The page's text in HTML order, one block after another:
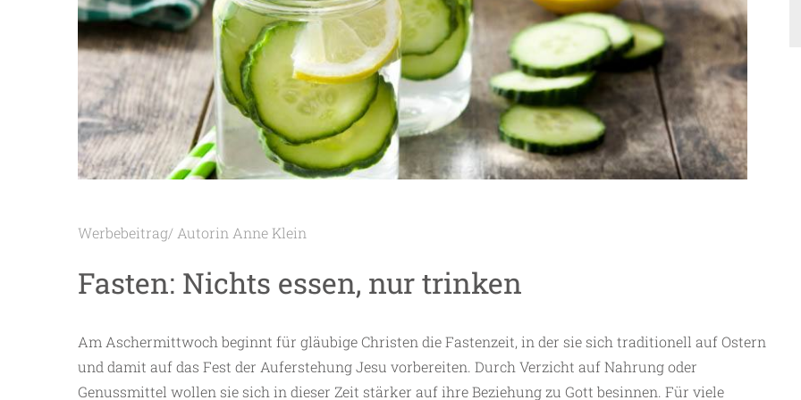
Werbebeitrag/ Autorin Anne Klein
Fasten: Nichts essen, nur trinken
Am Aschermittwoch beginnt für gläubige Christen die Fastenzeit, in der sie sich traditionell auf Ostern
und damit auf das Fest der Auferstehung Jesu vorbereiten. Durch Verzicht auf Nahrung oder
Genussmittel wollen sie sich in dieser Zeit stärker auf ihre Beziehung zu Gott besinnen. Für viele